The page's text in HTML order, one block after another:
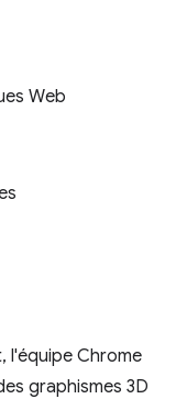
Web
l'équipe Chrome
graphismes 3D